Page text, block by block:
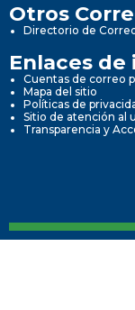
Otros
Directorio de
Enlaces de
Cuentas de correo
Mapa del sitio
Políticas de
Sitio de atención al
Transparencia y